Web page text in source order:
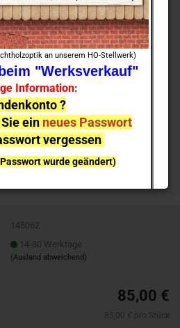
an unserem HO-Stellwerk)
"Werksverkauf"
Information:
?
ein neues Passwort
vergessen
wurde geändert)
Ich melde mich bei Erscheinen
145062
14-30 Werktage
(Ausland abweichend)
85,00 €